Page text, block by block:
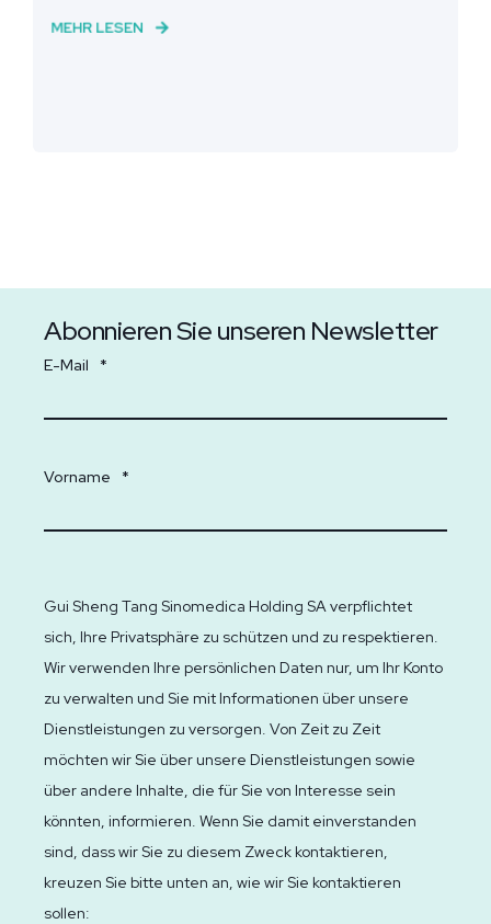
MEHR LESEN
Abonnieren Sie unseren Newsletter
E-Mail *
Vorname *
Gui Sheng Tang Sinomedica Holding SA verpflichtet
sich, Ihre Privatsphäre zu schützen und zu respektieren.
Wir verwenden Ihre persönlichen Daten nur, um Ihr Konto
zu verwalten und Sie mit Informationen über unsere
Dienstleistungen zu versorgen. Von Zeit zu Zeit
möchten wir Sie über unsere Dienstleistungen sowie
über andere Inhalte, die für Sie von Interesse sein
könnten, informieren. Wenn Sie damit einverstanden
sind, dass wir Sie zu diesem Zweck kontaktieren,
kreuzen Sie bitte unten an, wie wir Sie kontaktieren
sollen: